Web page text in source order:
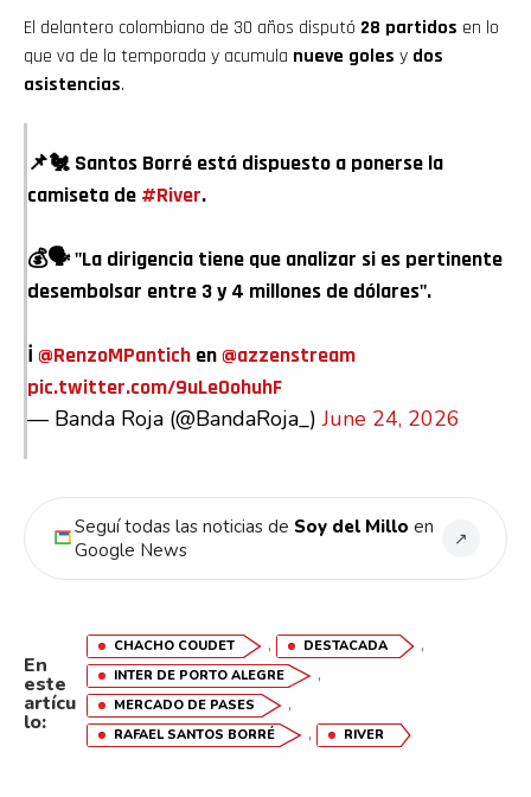
El delantero colombiano de 30 años disputó 28 partidos en lo
que va de la temporada y acumula nueve goles y dos
asistencias.
📌🐔 Santos Borré está dispuesto a ponerse la
camiseta de #River.
💰🗣️ "La dirigencia tiene que analizar si es pertinente
desembolsar entre 3 y 4 millones de dólares".
ℹ️ @RenzoMPantich en@azzenstream
pic.twitter.com/9uLeOohuhF
— Banda Roja (@BandaRoja_)June 24, 2026
Seguí todas las noticias de Soy del Millo en
Google News
↗
En
este
artícu
lo:
CHACHO COUDET , DESTACADA ,
INTER DE PORTO ALEGRE ,
MERCADO DE PASES ,
RAFAEL SANTOS BORRÉ , RIVER
Flipboard
Pinterest
Email